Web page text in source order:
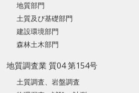
地質部門
土質及び基礎部門
建設環境部門
森林土木部門
地質調査業 質04 第154号
土質調査、岩盤調査